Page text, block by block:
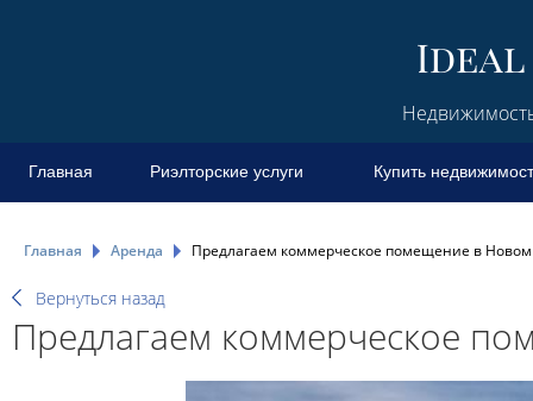
Главная Риэлторские услуги Купить
Главная Аренда Предлагаем коммерческое помещение в
Вернуться назад
Предлагаем коммерческое